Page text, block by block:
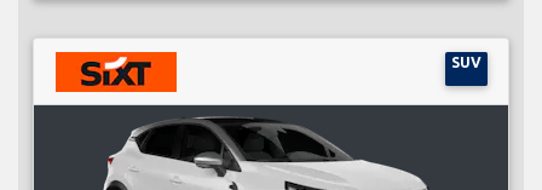
SUV